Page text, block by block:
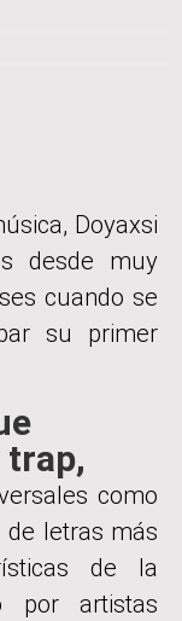
Doyaxsi
desde muy
cuando se
su primer
como
de letras más
de la
por artistas